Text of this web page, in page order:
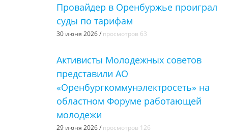
Провайдер в Оренбуржье проиграл
суды по тарифам
30 июня 2026 / просмотров 63
Активисты Молодежных советов
представили АО
«Оренбургкоммунэлектросеть» на
областном Форуме работающей
молодежи
29 июня 2026 / просмотров 126